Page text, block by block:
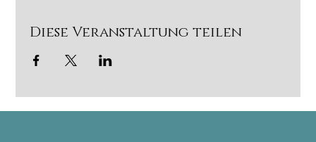
Diese Veranstaltung teilen